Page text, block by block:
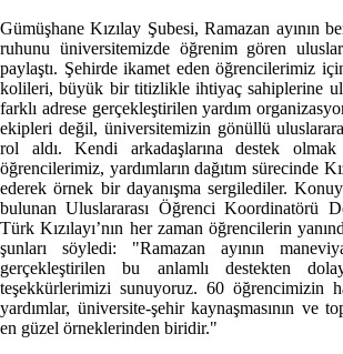
Gümüşhane Kızılay Şubesi, Ramazan ayının
ruhunu üniversitemizde öğrenim gören
paylaştı. Şehirde ikamet eden öğrencilerimiz
kolileri, büyük bir titizlikle ihtiyaç sahiplerine
farklı adrese gerçekleştirilen yardım
ekipleri değil, üniversitemizin gönüllü
rol aldı. Kendi arkadaşlarına destek
öğrencilerimiz, yardımların dağıtım sürecinde
ederek örnek bir dayanışma sergilediler.
bulunan Uluslararası Öğrenci Koordinatörü
Türk Kızılayı’nın her zaman öğrencilerin
şunları söyledi: "Ramazan ayının
gerçekleştirilen bu anlamlı destekten
teşekkürlerimizi sunuyoruz. 60 öğrencimizin
yardımlar, üniversite-şehir kaynaşmasının ve
en güzel örneklerinden biridir."